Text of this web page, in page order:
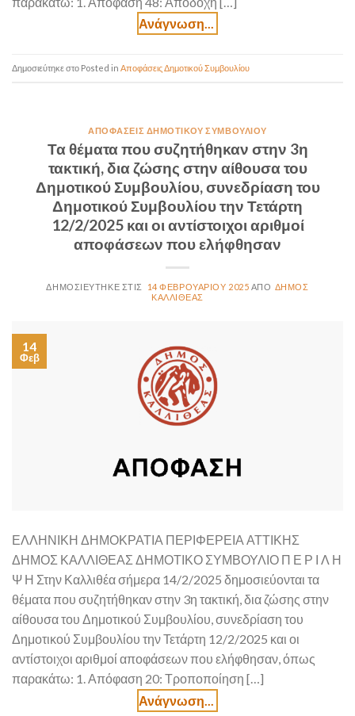
Posted in Αποφάσεις Δημοτικού Συμβουλίου
ΑΠΟΦΆΣΕΙΣ ΔΗΜΟΤΙΚΟΎ ΣΥΜΒΟΥΛΊΟΥ
Τα θέματα που συζητήθηκαν στην 3η
τακτική, δια ζώσης στην αίθουσα του
Δημοτικού Συμβουλίου, συνεδρίαση του
Δημοτικού Συμβουλίου την Τετάρτη
12/2/2025 και οι αντίστοιχοι αριθμοί
αποφάσεων που ελήφθησαν
14 ΦΕΒΡΟΥΑΡΊΟΥ 2025
ΔΉΜΟΣ
ΚΑΛΛΙΘΈΑΣ
14
Φεβ
ΕΛΛΗΝΙΚΗ ΔΗΜΟΚΡΑΤΙΑ ΠΕΡΙΦΕΡΕΙΑ ΑΤΤΙΚΗΣ
ΔΗΜΟΣ ΚΑΛΛΙΘΕΑΣ ΔΗΜΟΤΙΚΟ ΣΥΜΒΟΥΛΙΟ Π Ε Ρ Ι Λ Η
Ψ Η Στην Καλλιθέα σήμερα 14/2/2025 δημοσιεύονται τα
θέματα που συζητήθηκαν στην 3η τακτική, δια ζώσης στην
αίθουσα του Δημοτικού Συμβουλίου, συνεδρίαση του
Δημοτικού Συμβουλίου την Τετάρτη 12/2/2025 και οι
αντίστοιχοι αριθμοί αποφάσεων που ελήφθησαν, όπως
παρακάτω: 1. Απόφαση 20: Τροποποίηση […]